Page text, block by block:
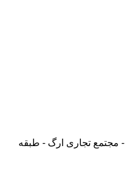
مجتمع تجاری ارگ - طبقه